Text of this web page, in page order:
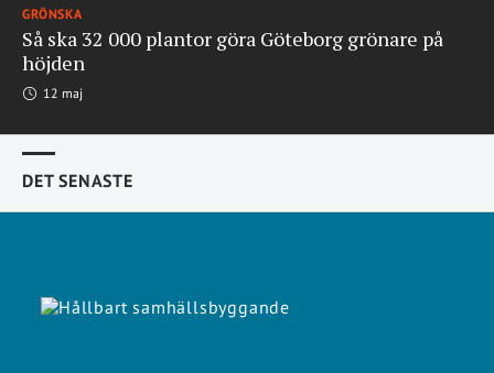
GRÖNSKA
Så ska 32 000 plantor göra Göteborg grönare på
höjden
12 maj
DET SENASTE